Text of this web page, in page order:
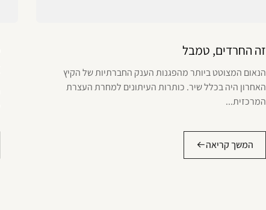
זה החרדים, טמבל
הנאום המצוטט ביותר מהפגנות הענק החברתיות של הקיץ
האחרון היה בכלל שיר. כותרות העיתונים למחרת העצרת
המרכזית...
המשך קריאה